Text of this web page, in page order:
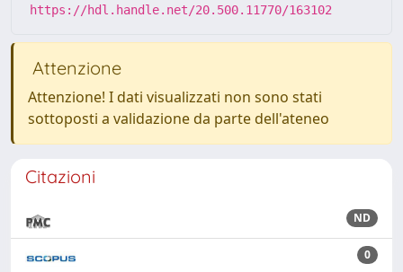
https://hdl.handle.net/20.500.11770/163102
Attenzione
Attenzione! I dati visualizzati non sono stati
sottoposti a validazione da parte dell'ateneo
Citazioni
ND
0